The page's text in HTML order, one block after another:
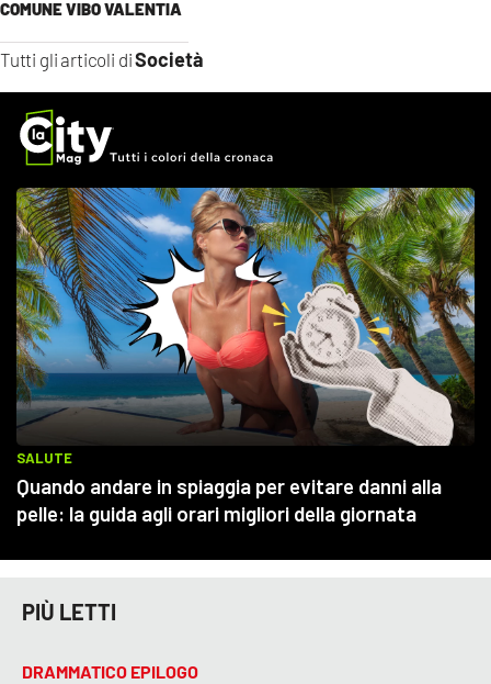
COMUNE VIBO VALENTIA
Tutti gli articoli diSocietà
PIÙ LETTI
DRAMMATICO EPILOGO